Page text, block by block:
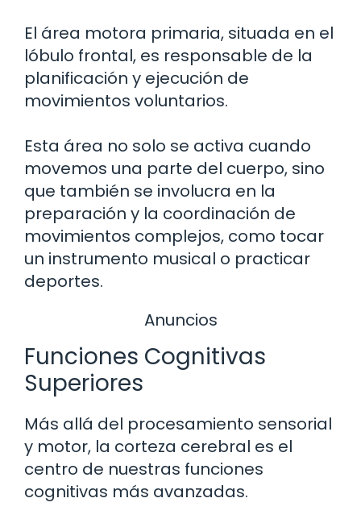
El área motora primaria, situada en el
lóbulo frontal, es responsable de la
planificación y ejecución de
movimientos voluntarios.
Esta área no solo se activa cuando
movemos una parte del cuerpo, sino
que también se involucra en la
preparación y la coordinación de
movimientos complejos, como tocar
un instrumento musical o practicar
deportes.
Anuncios
Funciones Cognitivas
Superiores
Más allá del procesamiento sensorial
y motor, la corteza cerebral es el
centro de nuestras funciones
cognitivas más avanzadas.